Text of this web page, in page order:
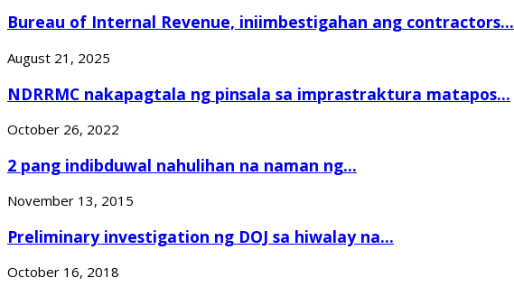
Bureau of Internal Revenue, iniimbestigahan ang contractors...
August 21, 2025
NDRRMC nakapagtala ng pinsala sa imprastraktura matapos...
October 26, 2022
2 pang indibduwal nahulihan na naman ng...
November 13, 2015
Preliminary investigation ng DOJ sa hiwalay na...
October 16, 2018